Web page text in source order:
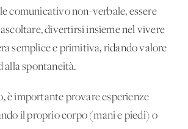
comunicativo non-verbale, essere
divertirsi insieme nel vivere
semplice e primitiva, ridando valore
alla spontaneità.
è importante provare esperienze
il proprio corpo (mani e piedi) o